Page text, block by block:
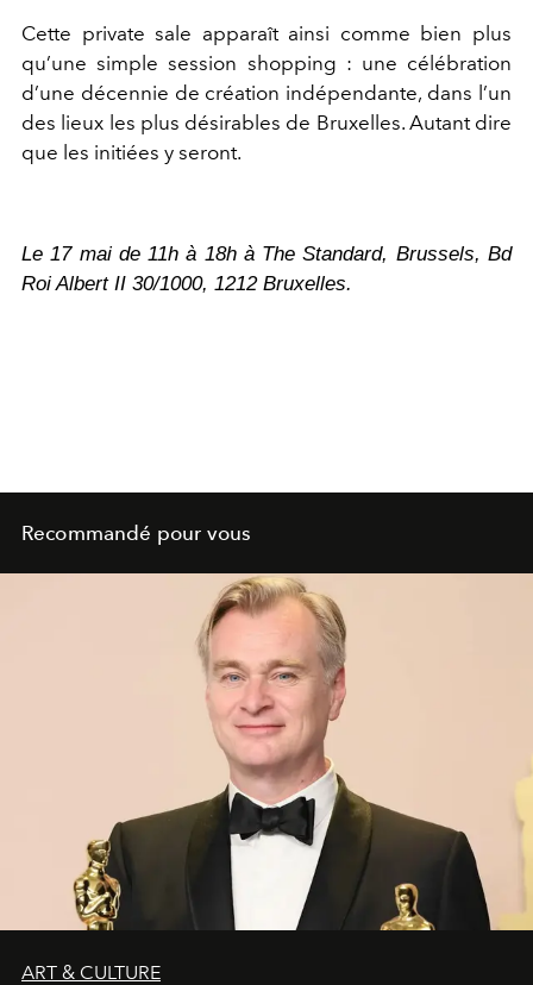
Cette private sale apparaît ainsi comme bien plus
qu’une simple session shopping : une célébration
d’une décennie de création indépendante, dans l’un
des lieux les plus désirables de Bruxelles. Autant dire
que les initiées y seront.
Le 17 mai de 11h à 18h à The Standard, Brussels, Bd
Roi Albert II 30/1000, 1212 Bruxelles.
Recommandé pour vous
ART & CULTURE